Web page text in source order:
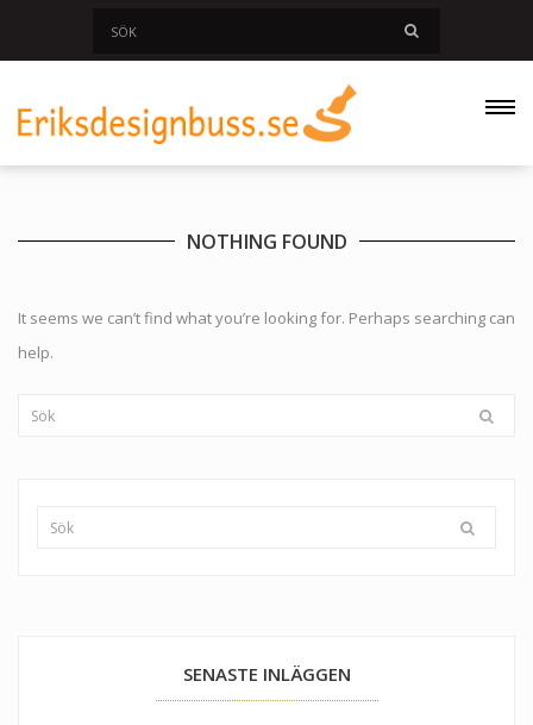
NOTHING FOUND
It seems we can’t find what you’re looking for. Perhaps searching can
help.
SENASTE INLÄGGEN